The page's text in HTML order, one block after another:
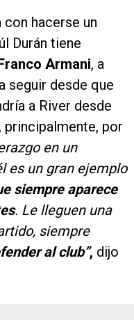
hacerse un
Durán tiene
Armani, a
seguir desde que
a River desde
principalmente, por
en un
es un gran ejemplo
siempre aparece
. Le lleguen una
siempre
al club”, dijo